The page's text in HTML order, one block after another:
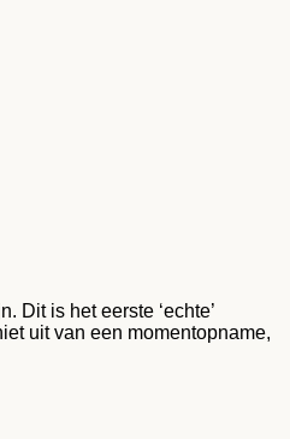
Dit is het eerste ‘echte’
uit van een momentopname,